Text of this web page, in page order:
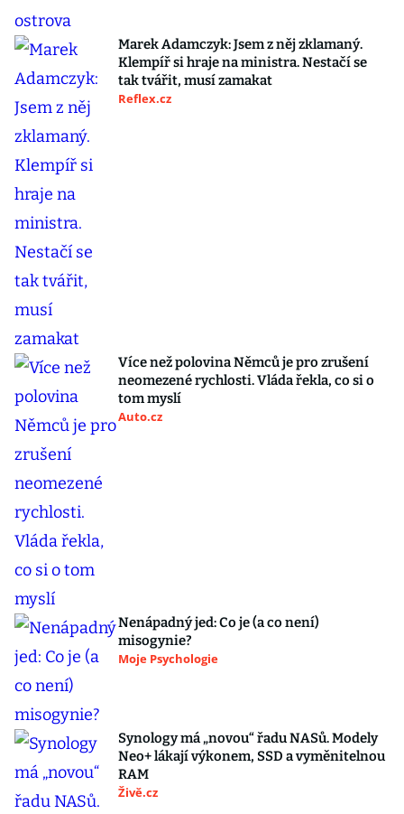
Marek Adamczyk: Jsem z něj zklamaný.
Klempíř si hraje na ministra. Nestačí se
tak tvářit, musí zamakat
Reflex.cz
Více než polovina Němců je pro zrušení
neomezené rychlosti. Vláda řekla, co si o
tom myslí
Auto.cz
Nenápadný jed: Co je (a co není)
misogynie?
Moje Psychologie
Synology má „novou“ řadu NASů. Modely
Neo+ lákají výkonem, SSD a vyměnitelnou
RAM
Živě.cz